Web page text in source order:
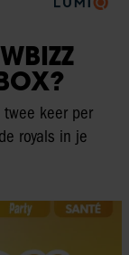
keer per
royals in je